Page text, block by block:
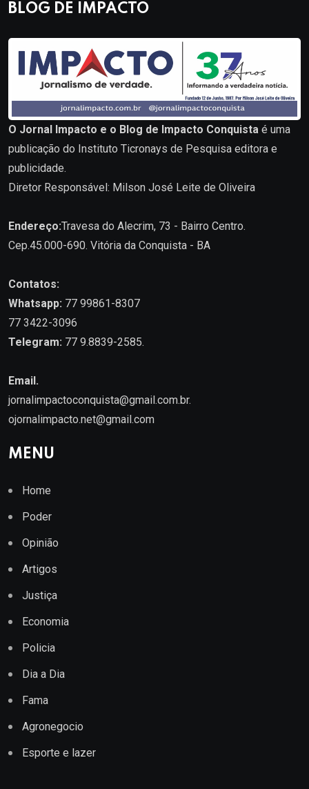
BLOG DE IMPACTO
O Jornal Impacto e o Blog de Impacto Conquista é uma
publicação do Instituto Ticronays de Pesquisa editora e
publicidade.
Diretor Responsável: Milson José Leite de Oliveira
Endereço:Travesa do Alecrim, 73 - Bairro Centro.
Cep.45.000-690. Vitória da Conquista - BA
Contatos:
Whatsapp: 77 99861-8307
77 3422-3096
Telegram: 77 9.8839-2585.
Email.
jornalimpactoconquista@gmail.com.br.
ojornalimpacto.net@gmail.com
MENU
Home
Poder
Opinião
Artigos
Justiça
Economia
Policia
Dia a Dia
Fama
Agronegocio
Esporte e lazer